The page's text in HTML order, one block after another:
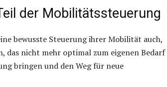
der Mobilitätssteuerung
bewusste Steuerung ihrer Mobilität auch,
das nicht mehr optimal zum eigenen Bedarf
bringen und den Weg für neue